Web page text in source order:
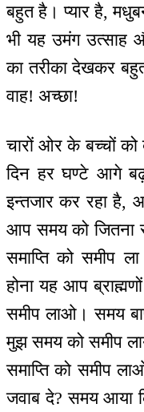
बहुत है। प्यार है,
भी यह उमंग उत्साह
का तरीका देखकर
वाह! अच्छा!
चारों ओर के बच्चों को
दिन हर घण्टे आगे
इन्तजार कर रहा है,
आप समय को जितना
समाप्ति को समीप
होना यह आप
समीप लाओ। समय
मुझ समय को समीप
समाप्ति को समीप
जवाब दे? समय